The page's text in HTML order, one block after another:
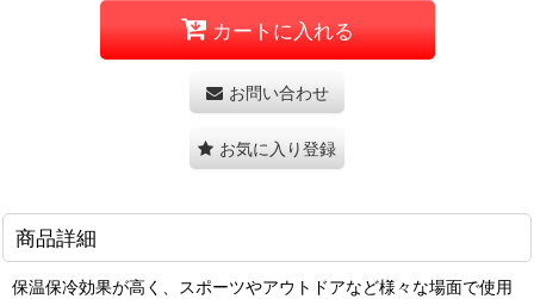
カートに入れる
お問い合わせ
お気に入り登録
商品詳細
保温保冷効果が高く、スポーツやアウトドアなど様々な場面で使用